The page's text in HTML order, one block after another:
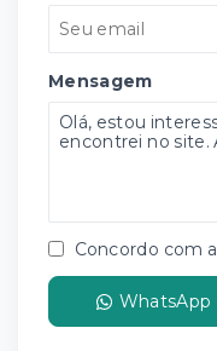
Mensagem
Concordo com a
WhatsApp